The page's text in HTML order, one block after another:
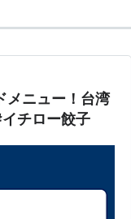
メニュー！台湾
チロー餃子